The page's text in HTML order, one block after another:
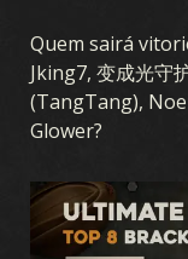
Quem sairá
Jking7, 变成光守
(TangTang),
Glower?
ACADEMIA DE KARDS